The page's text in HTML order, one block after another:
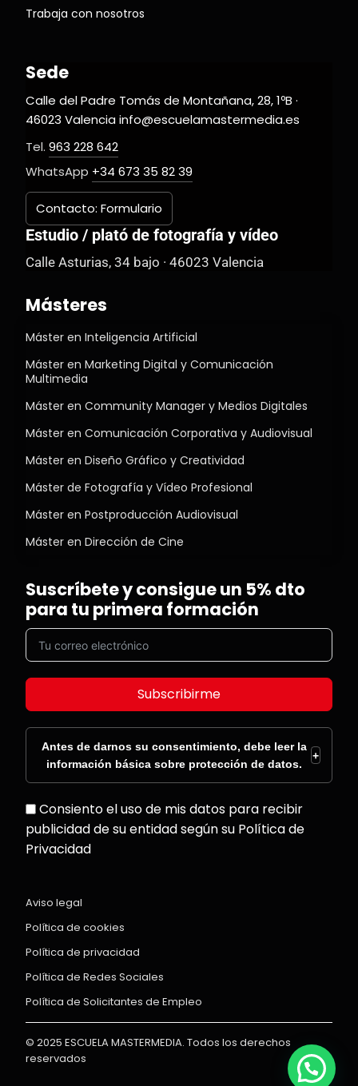
Trabaja con nosotros
Sede
Calle del Padre Tomás de Montañana, 28, 1ºB ·
46023 Valencia info@escuelamastermedia.es
Tel. 963 228 642
WhatsApp +34 673 35 82 39
Contacto: Formulario
Estudio / plató de fotografía y vídeo
Calle Asturias, 34 bajo · 46023 Valencia
Másteres
Máster en Inteligencia Artificial
Máster en Marketing Digital y Comunicación
Multimedia
Máster en Community Manager y Medios Digitales
Máster en Comunicación Corporativa y Audiovisual
Máster en Diseño Gráfico y Creatividad
Máster de Fotografía y Vídeo Profesional
Máster en Postproducción Audiovisual
Máster en Dirección de Cine
Suscríbete y consigue un 5% dto
para tu primera formación
Subscribirme
Antes de darnos su consentimiento, debe leer la
información básica sobre protección de datos.
+
Consiento el uso de mis datos para recibir
publicidad de su entidad según su Política de
Privacidad
Aviso legal
Política de cookies
Política de privacidad
Política de Redes Sociales
Política de Solicitantes de Empleo
© 2025 ESCUELA MASTERMEDIA. Todos los derechos
reservados